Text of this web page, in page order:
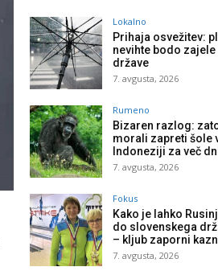
Lokalno
Prihaja osvežitev:
nevihte bodo zajele
države
7. avgusta, 2026
Rumeno
Bizaren razlog:
morali zapreti šole
Indoneziji za več
7. avgusta, 2026
Fokus
Kako je lahko
do slovenskega
– kljub zaporni
7. avgusta, 2026